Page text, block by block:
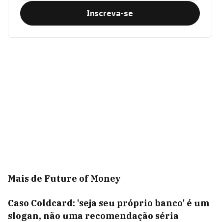
Inscreva-se
Mais de Future of Money
Caso Coldcard: 'seja seu próprio banco' é um
slogan, não uma recomendação séria